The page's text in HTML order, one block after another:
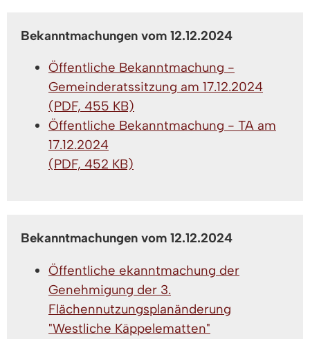
Bekanntmachungen vom 12.12.2024
Öffentliche Bekanntmachung -
Gemeinderatssitzung am 17.12.2024
(PDF, 455 KB)
Öffentliche Bekanntmachung - TA am
17.12.2024
(PDF, 452 KB)
Bekanntmachungen vom 12.12.2024
Öffentliche ekanntmachung der
Genehmigung der 3.
Flächennutzungsplanänderung
"Westliche Käppelematten"